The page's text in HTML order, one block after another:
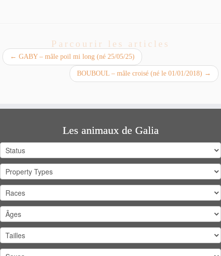
Parcourir les articles
← GABY – mâle poil mi long (né 25/05/25)
BOUBOUL – mâle croisé (né le 01/01/2018) →
Les animaux de Galia